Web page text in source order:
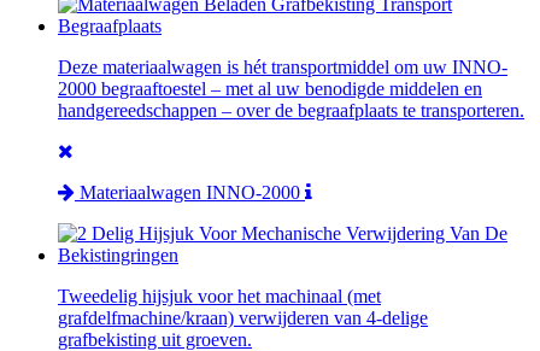
Deze materiaalwagen is hét transportmiddel om uw INNO-
2000 begraaftoestel – met al uw benodigde middelen en
handgereedschappen – over de begraafplaats te transporteren.
Materiaalwagen INNO-2000
Tweedelig hijsjuk voor het machinaal (met
grafdelfmachine/kraan) verwijderen van 4-delige
grafbekisting uit groeven.